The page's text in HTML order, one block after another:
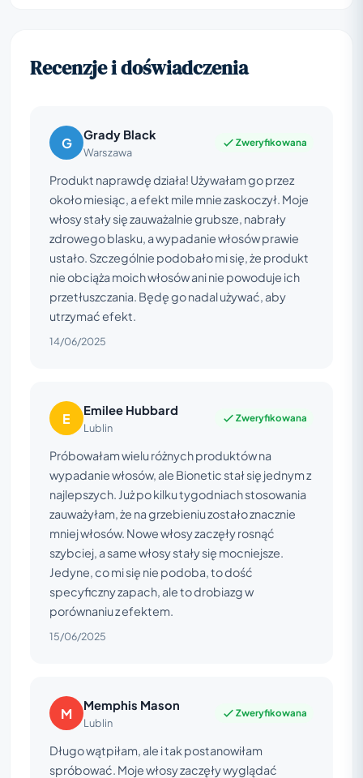
Recenzje i doświadczenia
G Grady Black
Warszawa
Zweryfikowana
Produkt naprawdę działa! Używałam go przez
około miesiąc, a efekt mile mnie zaskoczył. Moje
włosy stały się zauważalnie grubsze, nabrały
zdrowego blasku, a wypadanie włosów prawie
ustało. Szczególnie podobało mi się, że produkt
nie obciąża moich włosów ani nie powoduje ich
przetłuszczania. Będę go nadal używać, aby
utrzymać efekt.
14/06/2025
E Emilee Hubbard
Lublin
Zweryfikowana
Próbowałam wielu różnych produktów na
wypadanie włosów, ale Bionetic stał się jednym z
najlepszych. Już po kilku tygodniach stosowania
zauważyłam, że na grzebieniu zostało znacznie
mniej włosów. Nowe włosy zaczęły rosnąć
szybciej, a same włosy stały się mocniejsze.
Jedyne, co mi się nie podoba, to dość
specyficzny zapach, ale to drobiazg w
porównaniu z efektem.
15/06/2025
M Memphis Mason
Lublin
Zweryfikowana
Długo wątpiłam, ale i tak postanowiłam
spróbować. Moje włosy zaczęły wyglądać